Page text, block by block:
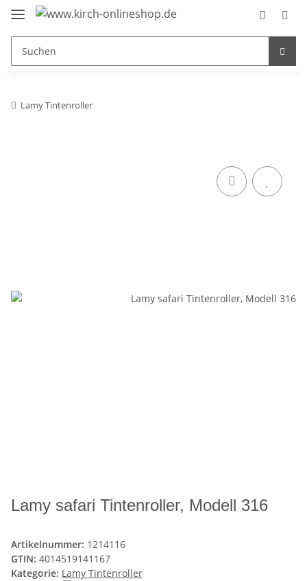
Lamy Tintenroller
Lamy safari Tintenroller, Modell 316
Artikelnummer: 1214116
GTIN: 4014519141167
Kategorie: Lamy Tintenroller